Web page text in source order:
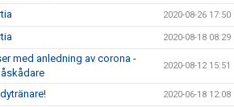
2020-08-26 17:50
2020-08-18 08:29
med anledning av corona -
2020-08-12 15:51
2020-06-18 12:08